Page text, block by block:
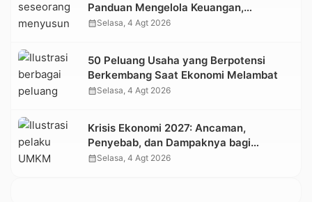
Panduan Mengelola Keuangan,
Investasi, dan Menambah Penghasilan
calendar_monthSelasa, 4 Agt 2026
50 Peluang Usaha yang Berpotensi
Berkembang Saat Ekonomi Melambat
calendar_monthSelasa, 4 Agt 2026
Krisis Ekonomi 2027: Ancaman,
Penyebab, dan Dampaknya bagi
Indonesia
calendar_monthSelasa, 4 Agt 2026